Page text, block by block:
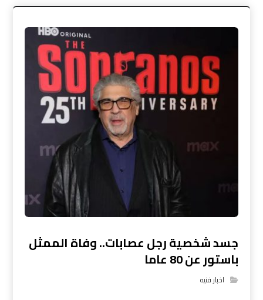
جسد شخصية رجل عصابات.. وفاة الممثل
باستور عن 80 عاما
اخبار فنيه